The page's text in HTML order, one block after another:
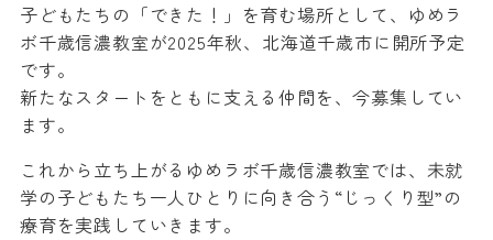
子どもたちの「できた！」を育む場所として、ゆめラ
ボ千歳信濃教室が2025年秋、北海道千歳市に開所予定
です。
新たなスタートをともに支える仲間を、今募集してい
ます。
これから立ち上がるゆめラボ千歳信濃教室では、未就
学の子どもたち一人ひとりに向き合う“じっくり型”の
療育を実践していきます。